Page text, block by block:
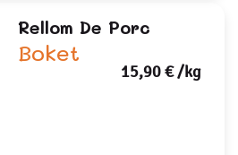
Rellom De Porc
Boket
15,90 €/kg